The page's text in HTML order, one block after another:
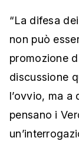
“La difesa
non può
promozione
discussione
l’ovvio, ma a
pensano i